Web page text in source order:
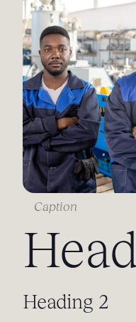
Caption
Heading 2